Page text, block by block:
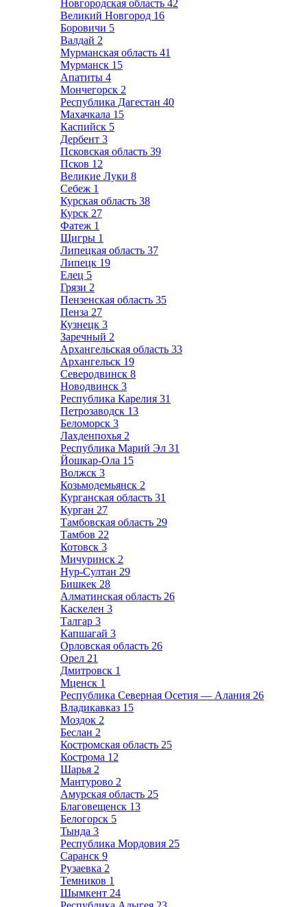
Новгородская область 42
Великий Новгород 16
Боровичи 5
Валдай 2
Мурманская область 41
Мурманск 15
Апатиты 4
Мончегорск 2
Республика Дагестан 40
Махачкала 15
Каспийск 5
Дербент 3
Псковская область 39
Псков 12
Великие Луки 8
Себеж 1
Курская область 38
Курск 27
Фатеж 1
Щигры 1
Липецкая область 37
Липецк 19
Елец 5
Грязи 2
Пензенская область 35
Пенза 27
Кузнецк 3
Заречный 2
Архангельская область 33
Архангельск 19
Северодвинск 8
Новодвинск 3
Республика Карелия 31
Петрозаводск 13
Беломорск 3
Лахденпохья 2
Республика Марий Эл 31
Йошкар-Ола 15
Волжск 3
Козьмодемьянск 2
Курганская область 31
Курган 27
Тамбовская область 29
Тамбов 22
Котовск 3
Мичуринск 2
Нур-Султан 29
Бишкек 28
Алматинская область 26
Каскелен 3
Талгар 3
Капшагай 3
Орловская область 26
Орел 21
Дмитровск 1
Мценск 1
Республика Северная Осетия — Алания 26
Владикавказ 15
Моздок 2
Беслан 2
Костромская область 25
Кострома 12
Шарья 2
Мантурово 2
Амурская область 25
Благовещенск 13
Белогорск 5
Тында 3
Республика Мордовия 25
Саранск 9
Рузаевка 2
Темников 1
Шымкент 24